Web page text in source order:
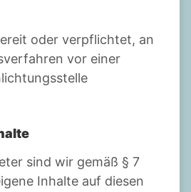
oder verpflichtet, an
vor einer
sind wir gemäß § 7
Inhalte auf diesen